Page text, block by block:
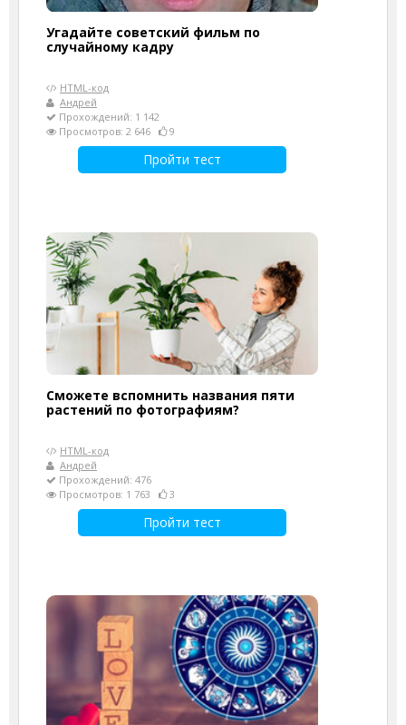
Угадайте советский фильм по
случайному кадру
HTML-код
Андрей
Прохождений: 1 142
Просмотров: 2 646
9
Пройти тест
Сможете вспомнить названия пяти
растений по фотографиям?
HTML-код
Андрей
Прохождений: 476
Просмотров: 1 763
3
Пройти тест